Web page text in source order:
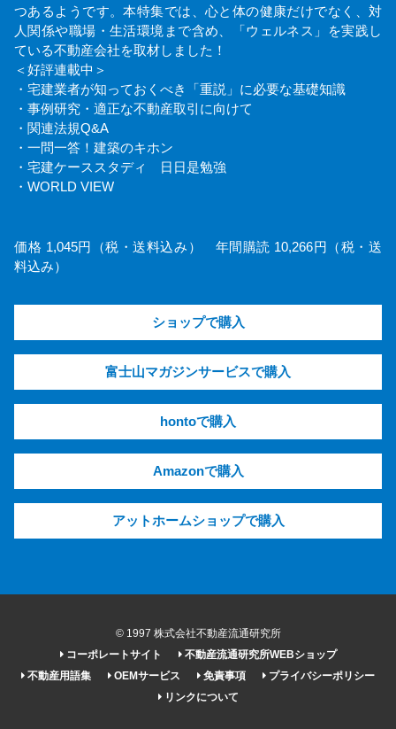
つあるようです。本特集では、心と体の健康だけでなく、対
人関係や職場・生活環境まで含め、「ウェルネス」を実践し
ている不動産会社を取材しました！
＜好評連載中＞
・宅建業者が知っておくべき「重説」に必要な基礎知識
・事例研究・適正な不動産取引に向けて
・関連法規Q&A
・一問一答！建築のキホン
・宅建ケーススタディ 日日是勉強
・WORLD VIEW
価格 1,045円（税・送料込み） 年間購読 10,266円（税・送
料込み）
ショップで購入
富士山マガジンサービスで購入
hontoで購入
Amazonで購入
アットホームショップで購入
© 1997 株式会社不動産流通研究所
コーポレートサイト
不動産流通研究所WEBショップ
不動産用語集
OEMサービス 免責事項
プライバシーポリシー
リンクについて